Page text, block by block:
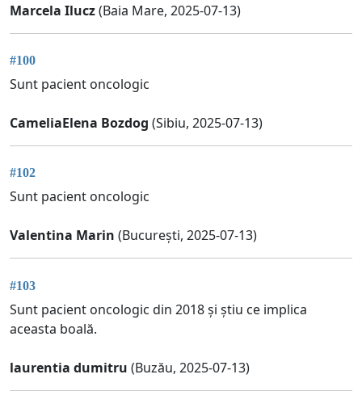
Marcela Ilucz(Baia Mare, 2025-07-13)
#100
Sunt pacient oncologic
CameliaElena Bozdog (Sibiu, 2025-07-13)
#102
Sunt pacient oncologic
Valentina Marin (București, 2025-07-13)
#103
Sunt pacient oncologic din 2018 și știu ce implica
aceasta boală.
laurentia dumitru (Buzău, 2025-07-13)